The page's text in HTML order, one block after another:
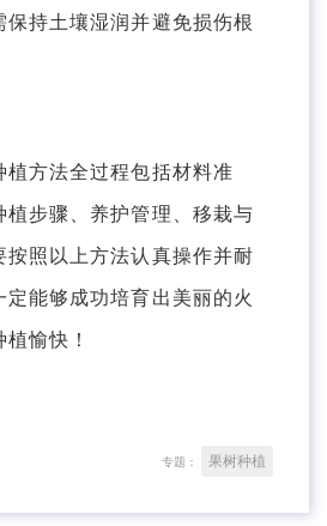
保持土壤湿润并避免损伤根
方法全过程包括材料准
植步骤、养护管理、移栽与
按照以上方法认真操作并耐
能够成功培育出美丽的火
愉快！
专题： 果树种植